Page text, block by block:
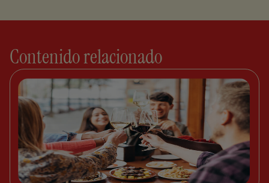
Contenido relacionado